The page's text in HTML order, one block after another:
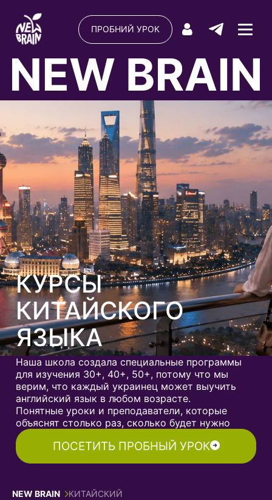
ПРОБНИЙ УРОК
КУРСЫ
КИТАЙСКОГО
ЯЗЫКА
Наша школа создала специальные программы
для изучения 30+, 40+, 50+, потому что мы
верим, что каждый украинец может выучить
английский язык в любом возрасте.
Понятные уроки и преподаватели, которые
объяснят столько раз, сколько будет нужно
ПОСЕТИТЬ ПРОБНЫЙ УРОК
NEW BRAIN КИТАЙСКИЙ